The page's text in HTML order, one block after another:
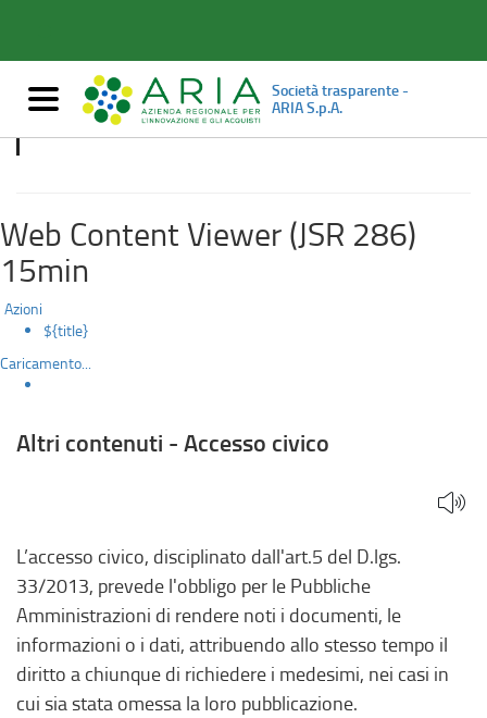
contenuti
Accesso
Mostra/nascondi
navigazione
Società trasparente -
ARIA S.p.A.
Web Content Viewer (JSR 286)
15min
Azioni
${title}
Caricamento...
Altri contenuti - Accesso civico
L’accesso civico, disciplinato dall'art.5 del D.lgs.
33/2013, prevede l'obbligo per le Pubbliche
Amministrazioni di rendere noti i documenti, le
informazioni o i dati, attribuendo allo stesso tempo il
diritto a chiunque di richiedere i medesimi, nei casi in
cui sia stata omessa la loro pubblicazione.